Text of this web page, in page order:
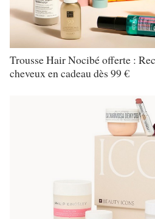
Trousse Hair Nocibé offerte :
cheveux en cadeau dès 99 €